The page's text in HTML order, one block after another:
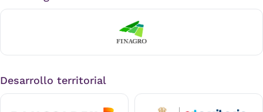
Desarrollo territorial